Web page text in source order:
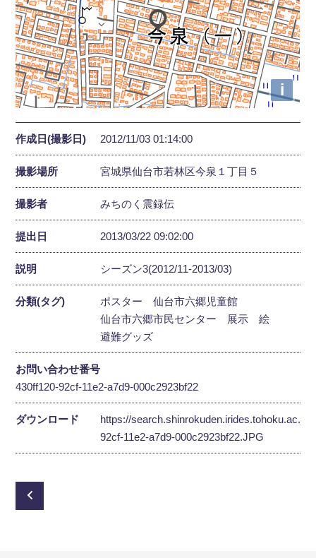
i
作成日(撮影日) 2012/11/03 01:14:00
撮影場所 宮城県仙台市若林区今泉１丁目５
撮影者 みちのく震録伝
提出日 2013/03/22 09:02:00
説明 シーズン3(2012/11-2013/03)
分類(タグ) ポスター
仙台市六郷児童館
仙台市六郷市民センター
展示
絵
避難グッズ
お問い合わせ番号
430ff120-92cf-11e2-a7d9-000c2923bf22
ダウンロード
https://
92cf-11e2-a7d9-000c2923bf22.JPG